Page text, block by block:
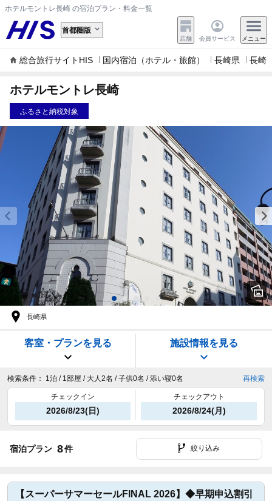
ホテルモントレ長崎 の宿泊プラン・料金一覧
首都圏版
店舗 会員サービス メニュー
総合旅行サイトHIS 国内宿泊（ホテル・旅館） 長崎県 長崎
ホテルモントレ長崎
ふるさと納税対象
長崎県
客室・プランを見る 施設情報を見る
検索条件： 1泊 / 1部屋 / 大人2名 / 子供0名 / 添い寝0名 再検索
チェックイン
2026/8/23(日)
チェックアウト
2026/8/24(月)
宿泊プラン 8件 絞り込み
【スーパーサマーセールFINAL 2026】◆早期申込割引